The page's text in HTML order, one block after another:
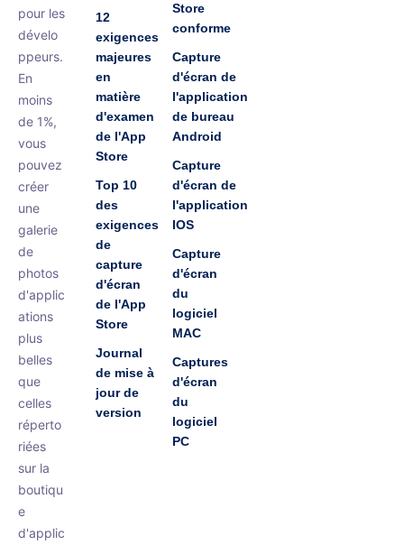
pour les
dévelo
ppeurs.
En
moins
de 1%,
vous
pouvez
créer
une
galerie
de
photos
d'applic
ations
plus
belles
que
celles
réperto
riées
sur la
boutiqu
e
d'applic
12
exigences
majeures
en
matière
d'examen
de l'App
Store
Top 10
des
exigences
de
capture
d'écran
de l'App
Store
Journal
de mise à
jour de
version
Store
conforme
Capture
d'écran de
l'application
de bureau
Android
Capture
d'écran de
l'application
IOS
Capture
d'écran
du
logiciel
MAC
Captures
d'écran
du
logiciel
PC